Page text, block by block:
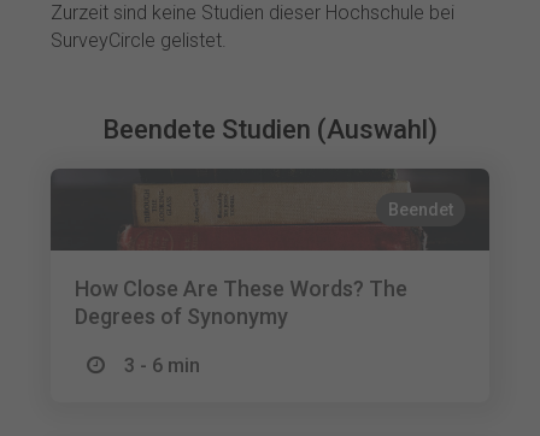
Zurzeit sind keine Studien dieser Hochschule bei
SurveyCircle gelistet.
Beendete Studien (Auswahl)
Beendet
How Close Are These Words? The
Degrees of Synonymy
3 - 6 min